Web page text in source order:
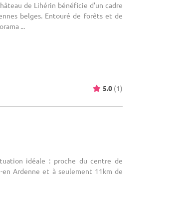
de Lihérin bénéficie d’un cadre
belges. Entouré de forêts et de
...
5.0 (1)
idéale : proche du centre de
Ardenne et à seulement 11km de